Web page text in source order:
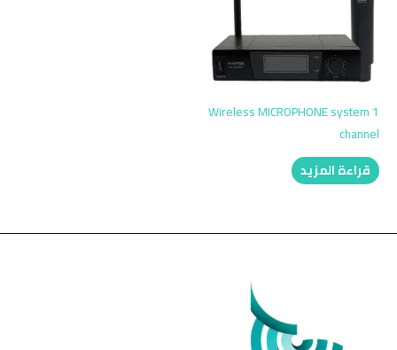
Wireless MICROPHONE system 1
channel
قراءة المزيد